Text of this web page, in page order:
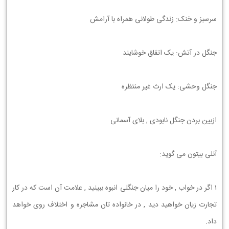
ﺳﺮﺳﺒﺰ ﻭ ﺧﻨﮏ: ﺯﻧﺪﮔﯽ ﻃﻮﻻﻧﯽ ﻫﻤﺮﺍﻩ ﺑﺎ ﺁﺭﺍﻣﺶ
ﺟﻨﮕﻞ ﺩﺭ ﺁﺗﺶ: ﻳﮏ ﺍﺗﻔﺎﻕ ﺧﻮﺷﺎﻳﻨﺪ
ﺟﻨﮕﻞ ﻭﺣﺸﯽ: ﻳﮏ ﺍﺭﺙ ﻏﻴﺮ ﻣﻨﺘﻈﺮﻩ
ﺍﺯﺑﻴﻦ ﺑﺮﺩﻥ ﺟﻨﮕﻞ ﻧﺎﺑﻮﺩﯼ , ﺑﻼﯼ ﺁﺳﻤﺎﻧﯽ
ﺁﻧﻠﯽ ﺑﻴﺘﻮﻥ ﻣﯽ ﮔﻮﻳﺪ:
1 ﺍﮔﺮ ﺩﺭ ﺧﻮﺍﺏ , ﺧﻮﺩ ﺭﺍ ﻣﻴﺎﻥ ﺟﻨﮕﻠﻲ ﺍﻧﺒﻮﻩ ﺑﺒﻴﻨﻴﺪ , ﻋﻼﻣﺖ ﺁﻥ ﺍﺳﺖ ﻛﻪ ﺩﺭ ﻛﺎﺭ
ﺗﺠﺎﺭﺕ ﺯﻳﺎﻥ ﺧﻮﺍﻫﻴﺪ ﺩﻳﺪ , ﺩﺭ ﺧﺎﻧﻮﺍﺩﻩ ﺗﺎﻥ ﻣﺸﺎﺟﺮﻩ ﻭ ﺍﺧﺘﻼﻑ ﺭﻭﻱ ﺧﻮﺍﻫﺪ
ﺩﺍﺩ.